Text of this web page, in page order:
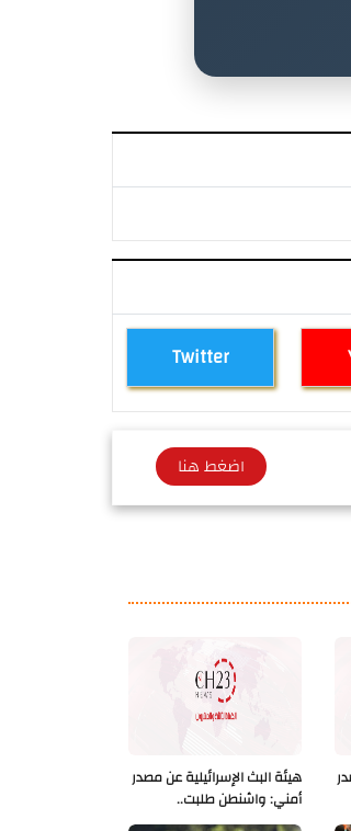
Twitter
اضغط هنا
هيئة البث الإسرائيلية عن مصدر
أمني: واشنطن طلبت..